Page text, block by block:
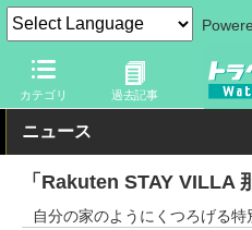
カテゴリ 過去記事
トラベル Watch 旅の情報 ホテ
ニュース
「Rakuten STAY VILLA
自分の家のようにくつろげる特